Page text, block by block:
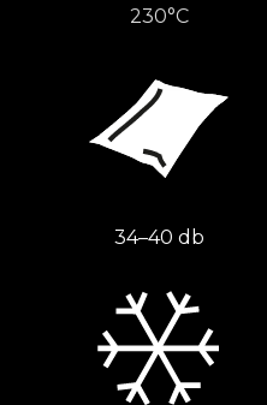
230°C
34–40 db